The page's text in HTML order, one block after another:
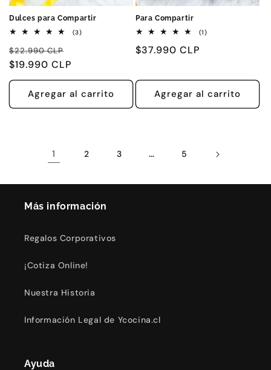
Dulces para Compartir
(3)3
Precio
habitual
$22.990 CLP
de
oferta
$19.990 CLP
Agregar al carrito
Para Compartir
(1)1
Precio
$37.990 CLP
Agregar al carrito
1 2 3 … 5
Más información
Regalos Corporativos
¡Cotiza Online!
Nuestra Historia
Información Legal de Ycocina.cl
Ayuda